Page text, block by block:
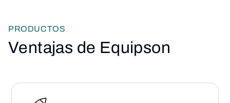
PRODUCTOS
Ventajas de Equipson